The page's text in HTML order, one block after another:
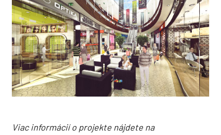
Viac informácií o projekte nájdete na